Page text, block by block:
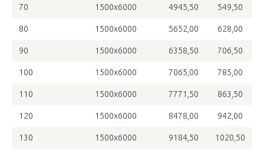
70 1500х6000 4945,50 549,50
80 1500х6000 5652,00 628,00
90 1500х6000 6358,50 706,50
100 1500х6000 7065,00 785,00
110 1500х6000 7771,50 863,50
120 1500х6000 8478,00 942,00
130 1500х6000 9184,50 1020,50